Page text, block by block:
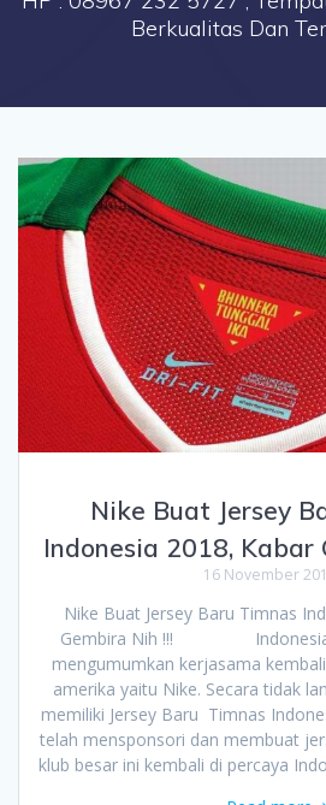
Berkualitas Dan
Nike Buat Jersey
Indonesia 2018, Kabar
16 November
Nike Buat Jersey Baru Timnas
Gembira Nih !!! Indonesia
mengumumkan kerjasama
amerika yaitu Nike. Secara tidak
memiliki Jersey Baru Timnas
telah mensponsori dan membuat
klub besar ini kembali di percaya